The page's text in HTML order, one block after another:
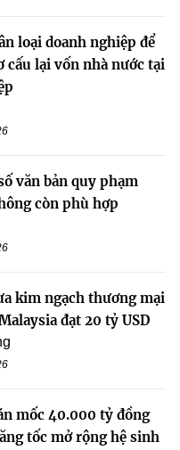
loại doanh nghiệp để
cấu lại vốn nhà nước tại
văn bản quy phạm
còn phù hợp
kim ngạch thương mại
đạt 20 tỷ USD
mốc 40.000 tỷ đồng
tốc mở rộng hệ sinh